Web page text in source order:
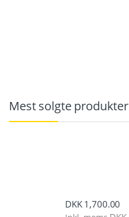
Mest solgte produkter
DKK1,700.00